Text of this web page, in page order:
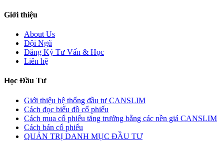
Giới thiệu
About Us
Đội Ngũ
Đăng Ký Tư Vấn & Học
Liên hệ
Học Đầu Tư
Giới thiệu hệ thống đầu tư CANSLIM
Cách đọc biểu đồ cổ phiếu
Cách mua cổ phiếu tăng trưởng bằng các nền giá CANSLIM
Cách bán cổ phiếu
QUẢN TRỊ DANH MỤC ĐẦU TƯ